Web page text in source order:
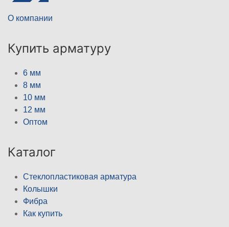
О компании
Купить арматуру
6 мм
8 мм
10 мм
12 мм
Оптом
Каталог
Стеклопластиковая арматура
Колышки
Фибра
Как купить